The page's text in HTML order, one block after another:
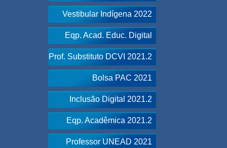
Vestibular Indígena 2022
Eqp. Acad. Educ. Digital
Prof. Substituto DCVI 2021.2
Bolsa PAC 2021
Inclusão Digital 2021.2
Eqp. Acadêmica 2021.2
Professor UNEAD 2021